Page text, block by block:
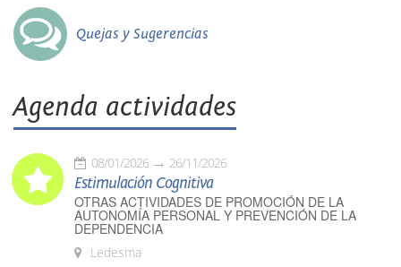
Quejas y Sugerencias
Agenda actividades
08/01/2026 26/11/2026
Estimulación Cognitiva
OTRAS ACTIVIDADES DE PROMOCIÓN DE LA
AUTONOMÍA PERSONAL Y PREVENCIÓN DE LA
DEPENDENCIA
Ledesma